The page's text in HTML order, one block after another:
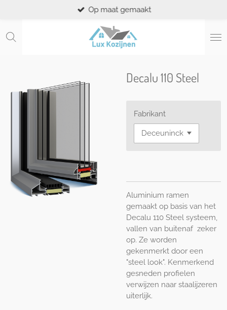
naar
Op maat gemaakt
Decalu 110 Steel
Fabrikant
Aluminium ramen
gemaakt op basis van het
Decalu 110 Steel systeem,
vallen van buitenaf zeker
op. Ze worden
gekenmerkt door een
"steel look". Kenmerkend
gesneden profielen
verwijzen naar staalijzeren
uiterlijk.